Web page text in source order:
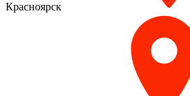
Красноярск